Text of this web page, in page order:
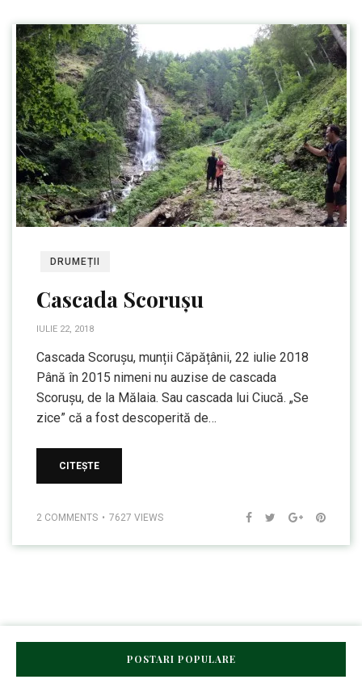
DRUMEȚII
Cascada Scorușu
IULIE 22, 2018
Cascada Scorușu, munții Căpățânii, 22 iulie 2018
Până în 2015 nimeni nu auzise de cascada
Scorușu, de la Mălaia. Sau cascada lui Ciucă. „Se
zice” că a fost descoperită de…
CITEȘTE
2 COMMENTS 7627 VIEWS
POSTARI POPULARE